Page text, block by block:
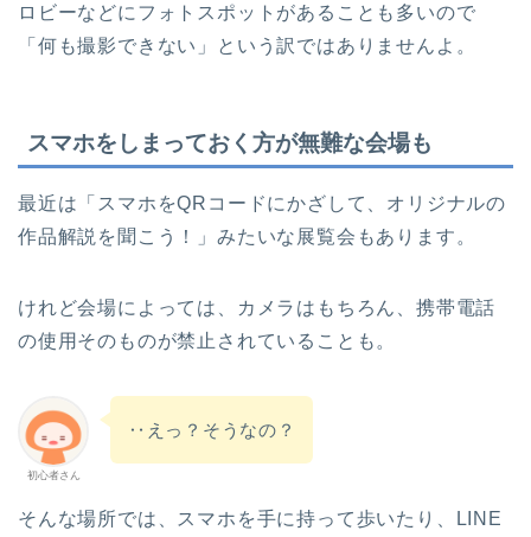
ロビーなどにフォトスポットがあることも多いので
「何も撮影できない」という訳ではありませんよ。
スマホをしまっておく方が無難な会場も
最近は「スマホをQRコードにかざして、オリジナルの
作品解説を聞こう！」みたいな展覧会もあります。
けれど会場によっては、カメラはもちろん、携帯電話
の使用そのものが禁止されていることも。
初心者さん
‥えっ？そうなの？
そんな場所では、スマホを手に持って歩いたり、LINE